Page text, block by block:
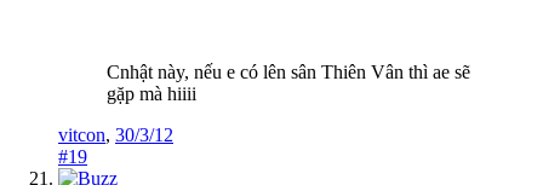
Cnhật này, nếu e có lên sân Thiên Vân thì ae sẽ
gặp mà hiiii
vitcon, 30/3/12
#19